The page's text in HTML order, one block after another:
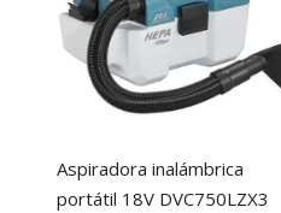
Aspiradora inalámbrica
portátil 18V DVC750LZX3